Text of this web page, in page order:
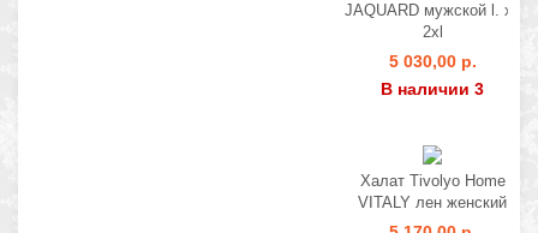
JAQUARD мужской l. xl.
2xl
5 030,00 р.
В наличии 3
Халат Tivolyo Home
VITALY лен женский